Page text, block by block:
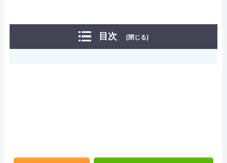
目次 [閉じる]